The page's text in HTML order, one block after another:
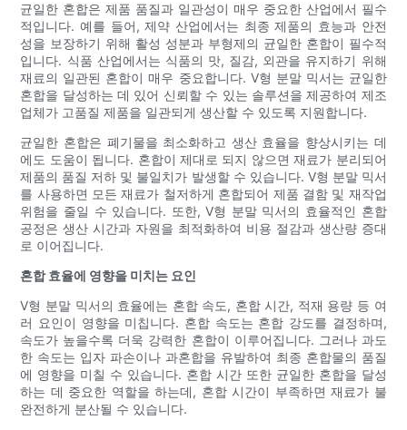
균일한 혼합은 제품 품질과 일관성이 매우 중요한 산업에서 필수
적입니다. 예를 들어, 제약 산업에서는 최종 제품의 효능과 안전
성을 보장하기 위해 활성 성분과 부형제의 균일한 혼합이 필수적
입니다. 식품 산업에서는 식품의 맛, 질감, 외관을 유지하기 위해
재료의 일관된 혼합이 매우 중요합니다. V형 분말 믹서는 균일한
혼합을 달성하는 데 있어 신뢰할 수 있는 솔루션을 제공하여 제조
업체가 고품질 제품을 일관되게 생산할 수 있도록 지원합니다.
균일한 혼합은 폐기물을 최소화하고 생산 효율을 향상시키는 데
에도 도움이 됩니다. 혼합이 제대로 되지 않으면 재료가 분리되어
제품의 품질 저하 및 불일치가 발생할 수 있습니다. V형 분말 믹서
를 사용하면 모든 재료가 철저하게 혼합되어 제품 결함 및 재작업
위험을 줄일 수 있습니다. 또한, V형 분말 믹서의 효율적인 혼합
공정은 생산 시간과 자원을 최적화하여 비용 절감과 생산량 증대
로 이어집니다.
혼합 효율에 영향을 미치는 요인
V형 분말 믹서의 효율에는 혼합 속도, 혼합 시간, 적재 용량 등 여
러 요인이 영향을 미칩니다. 혼합 속도는 혼합 강도를 결정하며,
속도가 높을수록 더욱 강력한 혼합이 이루어집니다. 그러나 과도
한 속도는 입자 파손이나 과혼합을 유발하여 최종 혼합물의 품질
에 영향을 미칠 수 있습니다. 혼합 시간 또한 균일한 혼합을 달성
하는 데 중요한 역할을 하는데, 혼합 시간이 부족하면 재료가 불
완전하게 분산될 수 있습니다.